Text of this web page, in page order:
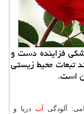
فزاینده دست و
تبعات محیط زیستی
است.
آلودگی آب دریا و